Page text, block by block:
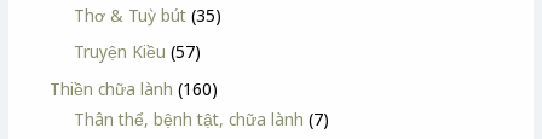
Thơ & Tuỳ bút (35)
Truyện Kiều (57)
Thiền chữa lành (160)
Thân thể, bệnh tật, chữa lành (7)